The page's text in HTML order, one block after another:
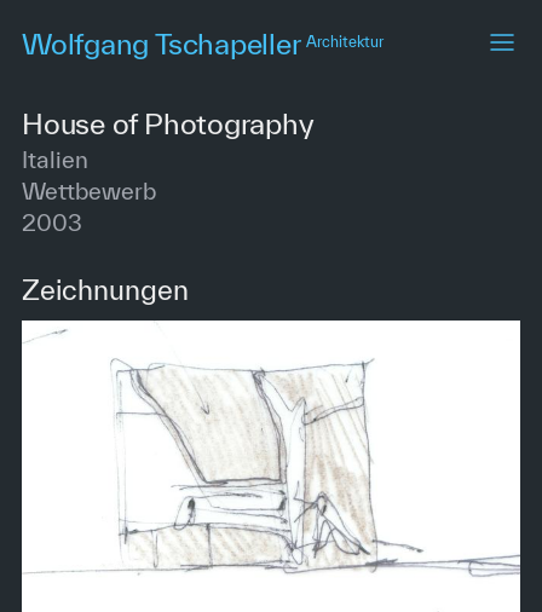
content
Wolfgang TschapellerArchitektur
House of Photography
Italien
Wettbewerb
2003
Zeichnungen